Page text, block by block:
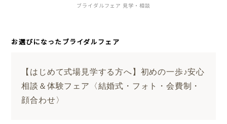
ブライダルフェア 見学・相談
お選びになったブライダルフェア
【はじめて式場見学する方へ】初めの一歩♪安心
相談＆体験フェア〈結婚式・フォト・会費制・
顔合わせ〉